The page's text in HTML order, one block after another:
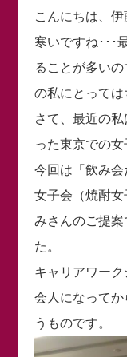
こんにちは、伊
寒いですね･･･
ることが多い
の私にとっては
さて、最近の
った東京での女
今回は「飲み
女子会（焼酎
みさんのご提
た。
キャリアワー
会人になって
うものです。